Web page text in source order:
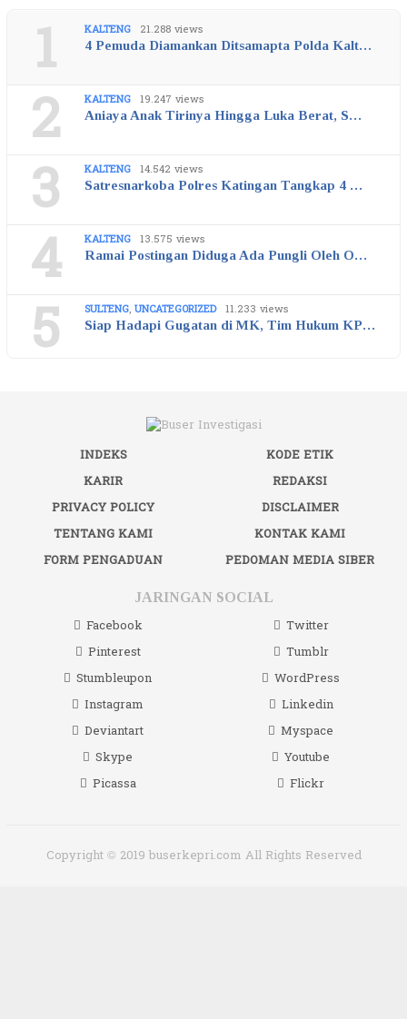
1 KALTENG 21.288 views
4 Pemuda Diamankan Ditsamapta Polda Kalt…
2 KALTENG 19.247 views
Aniaya Anak Tirinya Hingga Luka Berat, S…
3 KALTENG 14.542 views
Satresnarkoba Polres Katingan Tangkap 4 …
4 KALTENG 13.575 views
Ramai Postingan Diduga Ada Pungli Oleh O…
5 SULTENG, UNCATEGORIZED 11.233 views
Siap Hadapi Gugatan di MK, Tim Hukum KP…
INDEKS
KODE ETIK
KARIR
REDAKSI
PRIVACY POLICY
DISCLAIMER
TENTANG KAMI
KONTAK KAMI
FORM PENGADUAN
PEDOMAN MEDIA SIBER
JARINGAN SOCIAL
Facebook
Twitter
Pinterest
Tumblr
Stumbleupon
WordPress
Instagram
Linkedin
Deviantart
Myspace
Skype
Youtube
Picassa
Flickr
Copyright © 2019 buserkepri.com All Rights Reserved